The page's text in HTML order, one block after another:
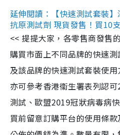
延伸閱讀：【快速測試套裝
抗原測試劑 現貨發售！買10
<< 提提大家，各零售商發售
購買市面上不同品牌的快速
及該品牌的快速測試套裝使
亦可參考香港衞生署表列認
測試、歐盟2019冠狀病毒病
買前留意訂購平台的使用條